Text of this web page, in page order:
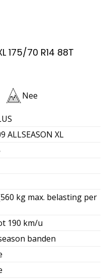
175/70 R14 88T
Nee
ALLSEASON XL
kg max. belasting per
190 km/u
banden